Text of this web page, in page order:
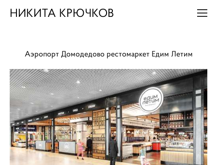
НИКИТА КРЮЧКОВ
Аэропорт Домодедово рестомаркет Едим Летим